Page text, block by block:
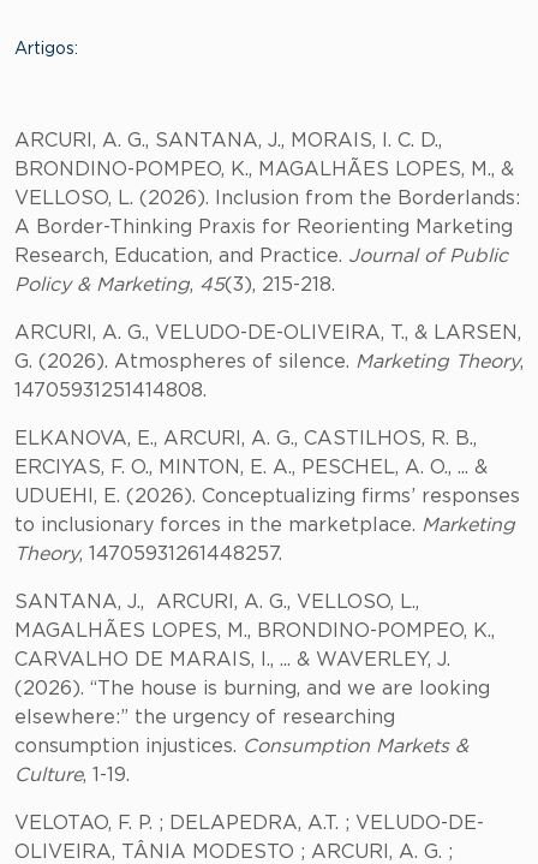
Artigos:
ARCURI, A. G., SANTANA, J., MORAIS, I. C. D.,
BRONDINO-POMPEO, K., MAGALHÃES LOPES, M., &
VELLOSO, L. (2026). Inclusion from the Borderlands:
A Border-Thinking Praxis for Reorienting Marketing
Research, Education, and Practice. Journal of Public
Policy & Marketing, 45(3), 215-218.
ARCURI, A. G., VELUDO-DE-OLIVEIRA, T., & LARSEN,
G. (2026). Atmospheres of silence. Marketing Theory,
14705931251414808.
ELKANOVA, E., ARCURI, A. G., CASTILHOS, R. B.,
ERCIYAS, F. O., MINTON, E. A., PESCHEL, A. O., ... &
UDUEHI, E. (2026). Conceptualizing firms’ responses
to inclusionary forces in the marketplace. Marketing
Theory, 14705931261448257.
SANTANA, J., ARCURI, A. G., VELLOSO, L.,
MAGALHÃES LOPES, M., BRONDINO-POMPEO, K.,
CARVALHO DE MARAIS, I., ... & WAVERLEY, J.
(2026). “The house is burning, and we are looking
elsewhere:” the urgency of researching
consumption injustices. Consumption Markets &
Culture, 1-19.
VELOTAO, F. P. ; DELAPEDRA, A.T. ; VELUDO-DE-
OLIVEIRA, TÂNIA MODESTO ; ARCURI, A. G. ;